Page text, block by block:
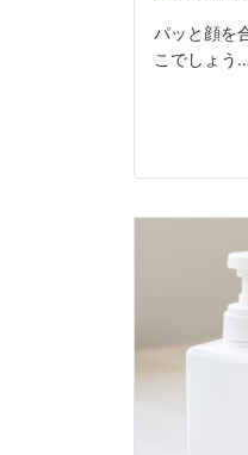
パッと顔を
こでしょう